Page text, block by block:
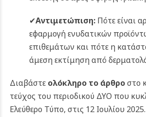
✔Αντιμετώπιση: Πότε είναι
εφαρμογή ενυδατικών
επιθεμάτων και πότε η
άμεση εκτίμηση από
Διαβάστε ολόκληρο το άρθροστο
τεύχος του περιοδικού ΔΥΟ που
Ελεύθερο Τύπο, στις 12 Ιουλίου 2025.